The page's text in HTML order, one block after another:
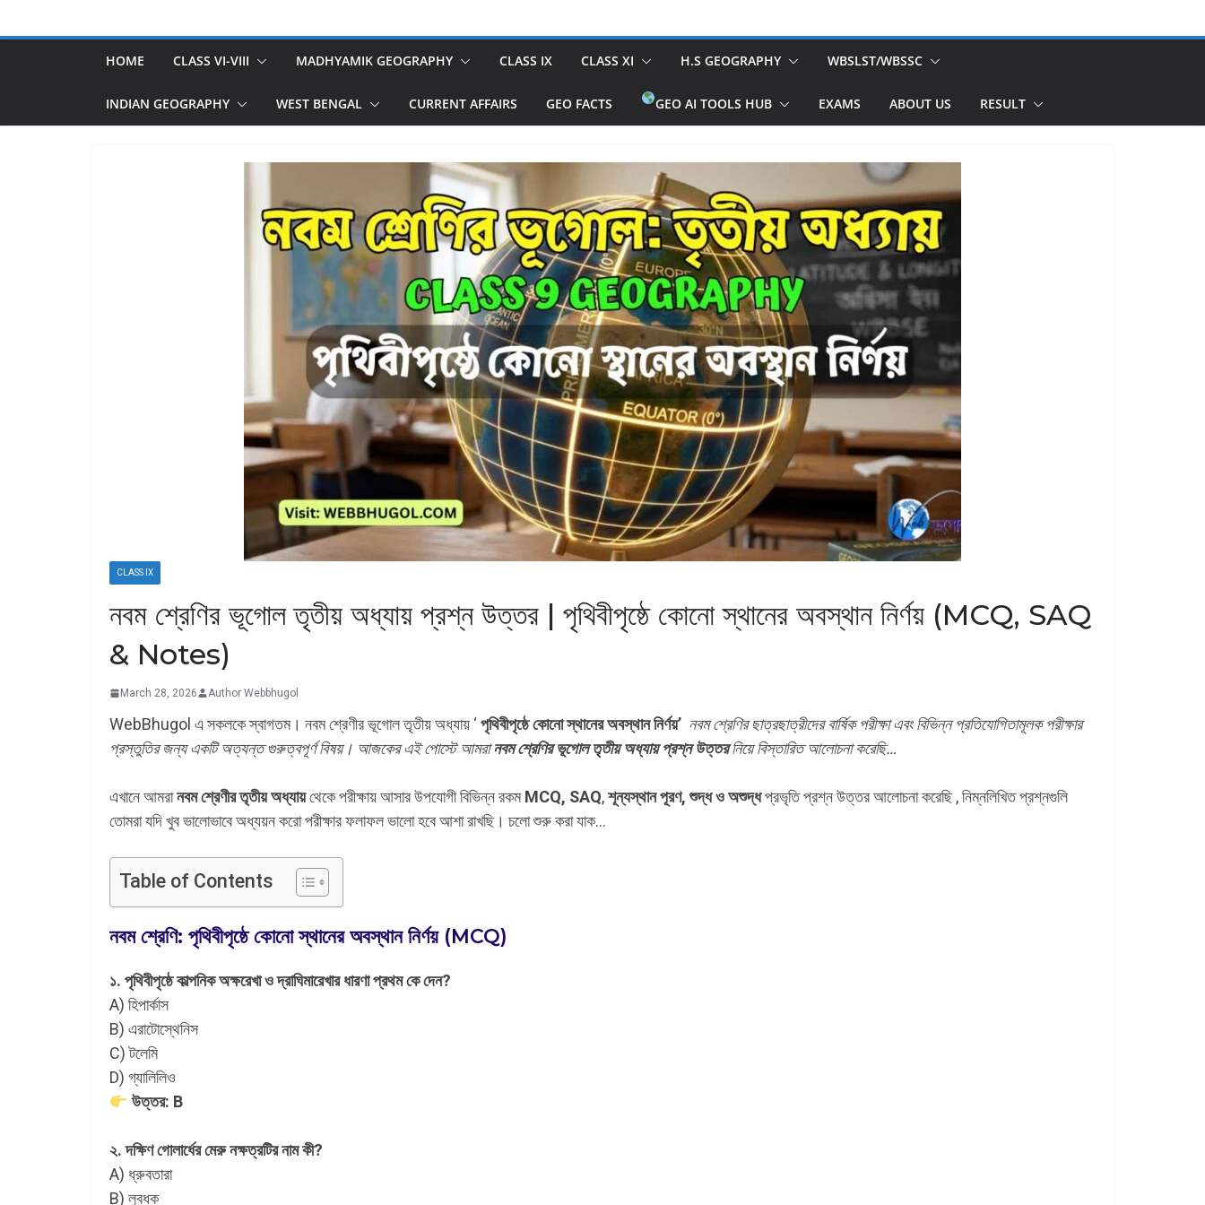
to
HOME CLASS VI-VIII MADHYAMIK GEOGRAPHY CLASS IX CLASS XI H.S GEOGRAPHY WBSLST/WBSSC
INDIAN GEOGRAPHY WEST BENGAL CURRENT AFFAIRS GEO FACTS GEO AI TOOLS HUB EXAMS ABOUT US RESULT
CLASS IX
নবম শ্রেণির ভূগোল তৃতীয় অধ্যায় প্রশ্ন উত্তর | পৃথিবীপৃষ্ঠে কোনো স্থানের অবস্থান নির্ণয় (MCQ, SAQ
& Notes)
March 28, 2026 Author Webbhugol
WebBhugol এ সকলকে স্বাগতম। নবম শ্রেণীর ভূগোল তৃতীয় অধ্যায় ‘পৃথিবীপৃষ্ঠে কোনো স্থানের অবস্থান নির্ণয়’ নবম শ্রেণির ছাত্রছাত্রীদের বার্ষিক পরীক্ষা এবং বিভিন্ন প্রতিযোগিতামূলক পরীক্ষার
প্রস্তুতির জন্য একটি অত্যন্ত গুরুত্বপূর্ণ বিষয়। আজকের এই পোস্টে আমরানবম শ্রেণির ভূগোল তৃতীয় অধ্যায় প্রশ্ন উত্তরনিয়ে বিস্তারিত আলোচনা করেছি…
এখানে আমরানবম শ্রেণীর তৃতীয় অধ্যায়থেকে পরীক্ষায় আসার উপযোগী বিভিন্ন রকমMCQ, SAQ,শূন্যস্থান পূরণ, শুদ্ধ ও অশুদ্ধপ্রভৃতি প্রশ্ন উত্তর আলোচনা করেছি , নিম্নলিখিত প্রশ্নগুলি
তোমরা যদি খুব ভালোভাবে অধ্যয়ন করো পরীক্ষার ফলাফল ভালো হবে আশা রাখছি। চলো শুরু করা যাক…
Table of Contents
নবম শ্রেণি: পৃথিবীপৃষ্ঠে কোনো স্থানের অবস্থান নির্ণয় (MCQ)
১. পৃথিবীপৃষ্ঠে কাল্পনিক অক্ষরেখা ও দ্রাঘিমারেখার ধারণা প্রথম কে দেন?
A) হিপার্কাস
B) এরাটোস্থেনিস
C) টলেমি
D) গ্যালিলিও
উত্তর: B
২. দক্ষিণ গোলার্ধের মেরু নক্ষত্রটির নাম কী?
A) ধ্রুবতারা
B) লুব্ধক